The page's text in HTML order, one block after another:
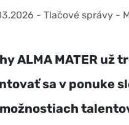
- Tlačové správy -
ALMA MATER už
sa v ponuke